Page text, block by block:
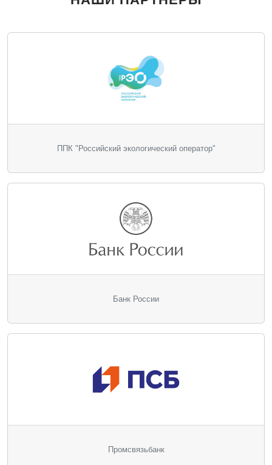
ППК "Российский экологический оператор"
Банк России
Промсвязьбанк